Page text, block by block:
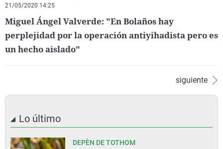
21/05/2020 14:25
Miguel Ángel Valverde: "En Bolaños hay
perplejidad por la operación antiyihadista pero es
un hecho aislado"
siguiente
Lo último
DEPÈN DE TOTHOM